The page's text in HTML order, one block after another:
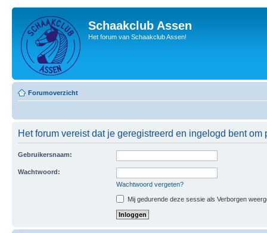
Schaakclub Assen
Het forum van Schaakclub Assen!
Forumoverzicht
Het forum vereist dat je geregistreerd en ingelogd bent om
Gebruikersnaam:
Wachtwoord:
Wachtwoord vergeten?
Mij gedurende deze sessie als Verborgen